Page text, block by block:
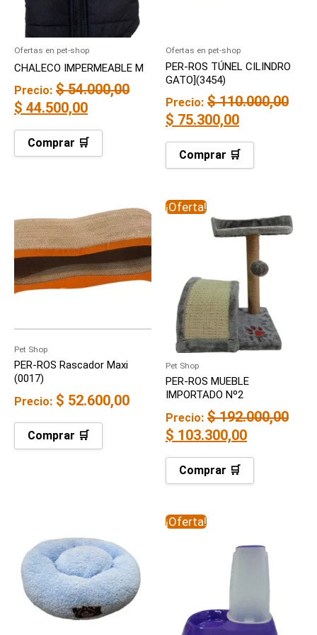
Ofertas en pet-shop
CHALECO IMPERMEABLE M
Precio: $54.000,00
$ 44.500,00
Comprar 🛒
Ofertas en pet-shop
PER-ROS TÚNEL CILINDRO
GATO](3454)
Precio: $110.000,00
$ 75.300,00
Comprar 🛒
Pet Shop
PER-ROS Rascador Maxi
(0017)
Precio: $ 52.600,00
Comprar 🛒
¡Oferta!
Pet Shop
PER-ROS MUEBLE
IMPORTADO Nº2
Precio: $192.000,00
El
$ 192.000,00.
$ 103.300,00
precio
actual
es:
$
Comprar 🛒
¡Oferta!
El
precio
actual